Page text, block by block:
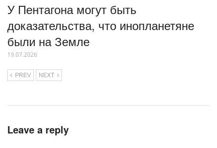
У Пентагона могут быть
доказательства, что инопланетяне
были на Земле
19.07.2026
PREV NEXT
Leave a reply